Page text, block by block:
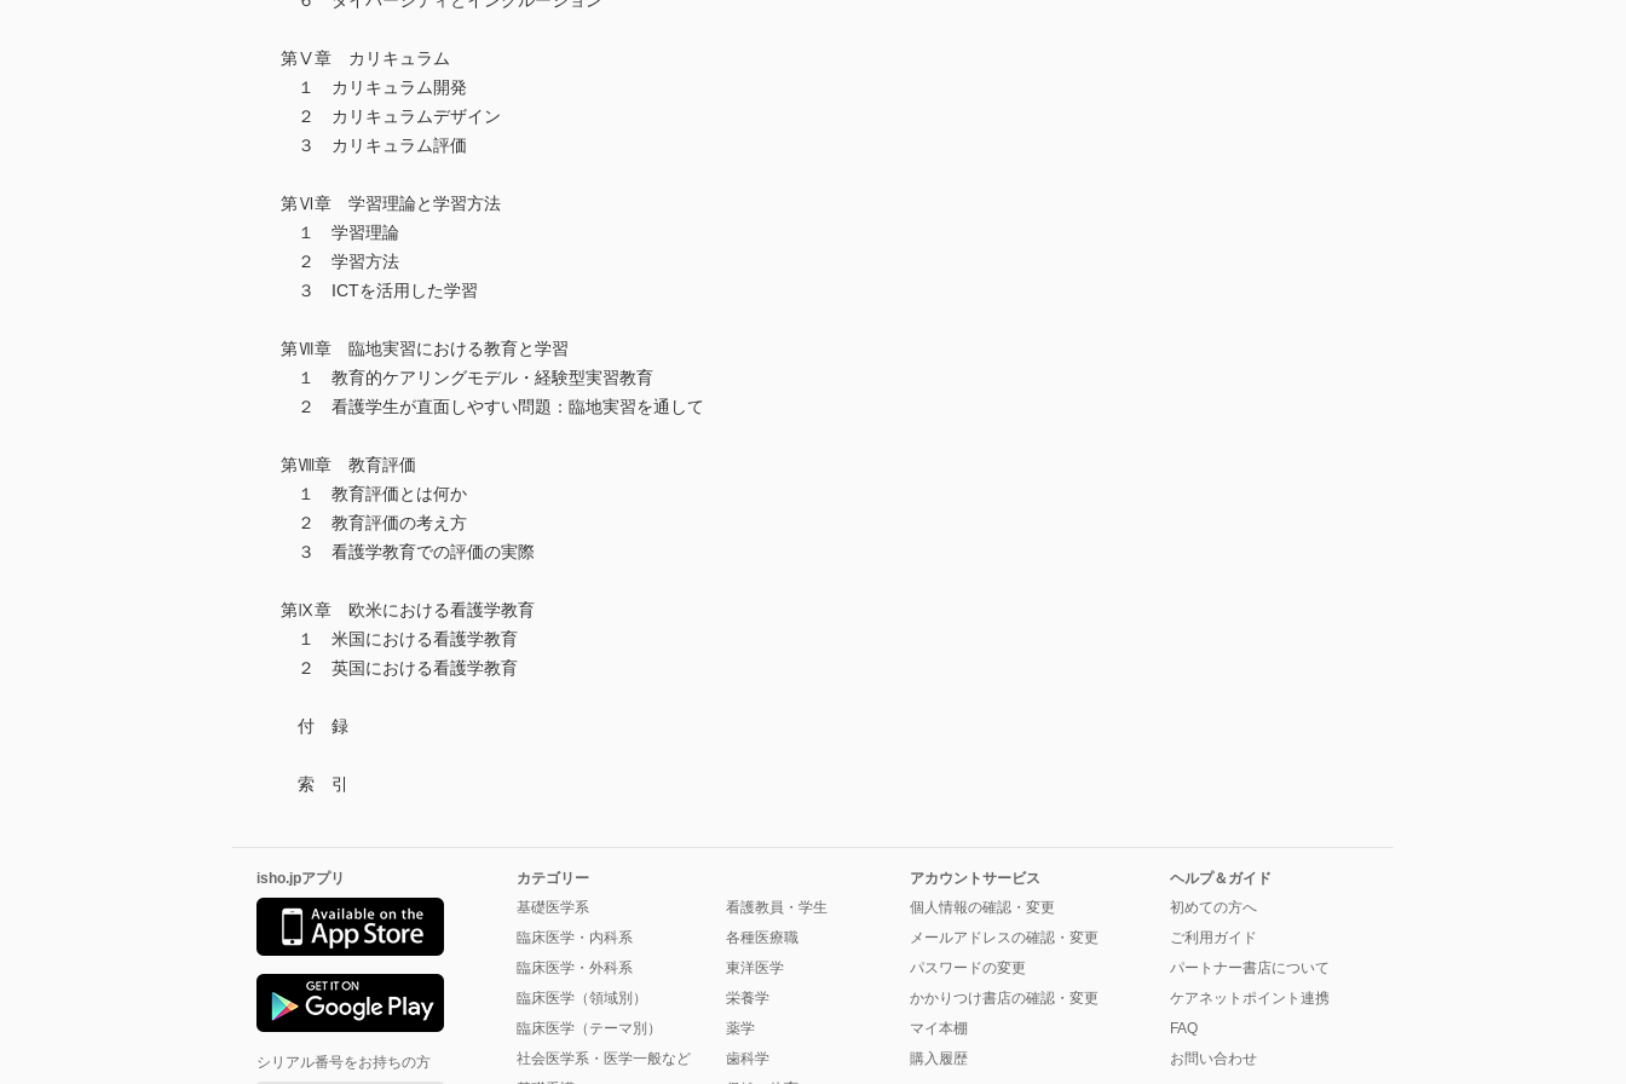
第Ⅴ章 カリキュラム
１ カリキュラム開発
２ カリキュラムデザイン
３ カリキュラム評価
第Ⅵ章 学習理論と学習方法
１ 学習理論
２ 学習方法
３ ICTを活用した学習
第Ⅶ章 臨地実習における教育と学習
１ 教育的ケアリングモデル・経験型実習教育
２ 看護学生が直面しやすい問題：臨地実習を通して
第Ⅷ章 教育評価
１ 教育評価とは何か
２ 教育評価の考え方
３ 看護学教育での評価の実際
第Ⅸ章 欧米における看護学教育
１ 米国における看護学教育
２ 英国における看護学教育
付 録
索 引
isho.jpアプリ
シリアル番号をお持ちの方
カテゴリー
基礎医学系
臨床医学・内科系
臨床医学・外科系
臨床医学（領域別）
臨床医学（テーマ別）
社会医学系・医学一般など
看護教員・学生
各種医療職
東洋医学
栄養学
薬学
歯科学
アカウントサービス
個人情報の確認・変更
メールアドレスの確認・変更
パスワードの変更
かかりつけ書店の確認・変更
マイ本棚
購入履歴
ヘルプ＆ガイド
初めての方へ
ご利用ガイド
パートナー書店について
ケアネットポイント連携
FAQ
お問い合わせ